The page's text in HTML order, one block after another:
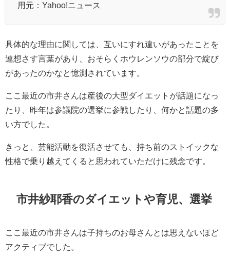
用元：Yahoo!ニュース
具体的な理由に関しては、互いにすれ違いがあったことを
連想さす言葉があり、おそらくホウレンソウの部分で綻び
があったのかなと憶測されています。
ここ最近の市井さんは産後の大型ダイエットが話題になっ
たり、昨年は参議院の選挙に参戦したり、何かと話題の多
い方でした。
きっと、芸能活動を復活させても、持ち前のストイックな
性格で乗り越えてくると思われていただけに残念です。
市井紗耶香のダイエットや育児、選挙
ここ最近の市井さんは子持ちのお母さんとは思えないほど
アクティブでした。